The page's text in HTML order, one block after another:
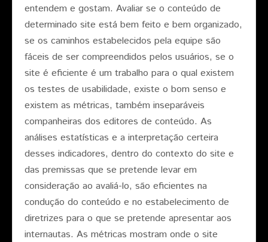
entendem e gostam. Avaliar se o conteúdo de
determinado site está bem feito e bem organizado,
se os caminhos estabelecidos pela equipe são
fáceis de ser compreendidos pelos usuários, se o
site é eficiente é um trabalho para o qual existem
os testes de usabilidade, existe o bom senso e
existem as métricas, também inseparáveis
companheiras dos editores de conteúdo. As
análises estatísticas e a interpretação certeira
desses indicadores, dentro do contexto do site e
das premissas que se pretende levar em
consideração ao avaliá-lo, são eficientes na
condução do conteúdo e no estabelecimento de
diretrizes para o que se pretende apresentar aos
internautas. As métricas mostram onde o site